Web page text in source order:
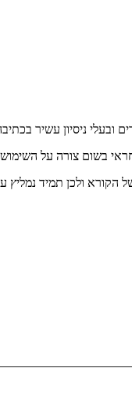
ובעלי ניסיון עשיר
בשום צורה על
ולכן תמיד נמליץ